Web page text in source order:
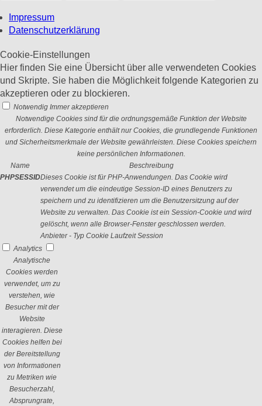
Impressum
Datenschutzerklärung
Cookie-Einstellungen
Hier finden Sie eine Übersicht über alle verwendeten Cookies
und Skripte. Sie haben die Möglichkeit folgende Kategorien zu
akzeptieren oder zu blockieren.
Notwendig Immer akzeptieren
Notwendige Cookies sind für die ordnungsgemäße Funktion der Website
erforderlich. Diese Kategorie enthält nur Cookies, die grundlegende Funktionen
und Sicherheitsmerkmale der Website gewährleisten. Diese Cookies speichern
keine persönlichen Informationen.
Name
Beschreibung
PHPSESSIDDieses Cookie ist für PHP-Anwendungen. Das Cookie wird
verwendet um die eindeutige Session-ID eines Benutzers zu
speichern und zu identifizieren um die Benutzersitzung auf der
Website zu verwalten. Das Cookie ist ein Session-Cookie und wird
gelöscht, wenn alle Browser-Fenster geschlossen werden.
Anbieter - Typ Cookie Laufzeit Session
Analytics
Analytische
Cookies werden
verwendet, um zu
verstehen, wie
Besucher mit der
Website
interagieren. Diese
Cookies helfen bei
der Bereitstellung
von Informationen
zu Metriken wie
Besucherzahl,
Absprungrate,